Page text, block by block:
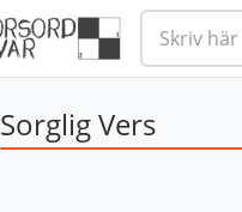
Sorglig Vers